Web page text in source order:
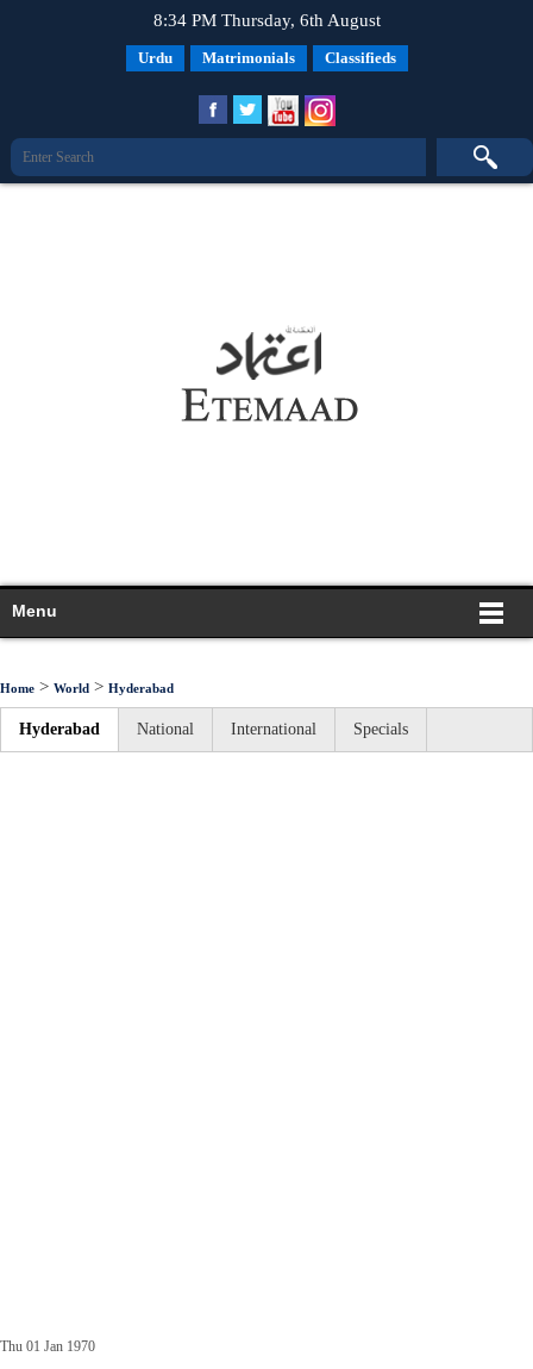
8:34 PM Thursday, 6th August
Urdu Matrimonials Classifieds
Menu
Home > World > Hyderabad
Hyderabad National International Specials
Thu 01 Jan 1970